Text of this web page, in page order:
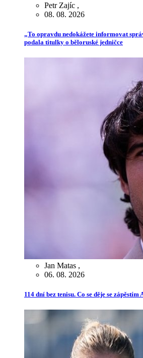
Petr Zajíc ,
08. 08. 2026
„To opravdu nedokážete informovat
podala titulky o běloruské jedničce
Jan Matas ,
06. 08. 2026
114 dní bez tenisu. Co se děje se